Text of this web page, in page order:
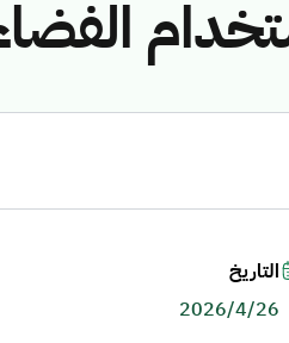
التاريخ
2026/4/26